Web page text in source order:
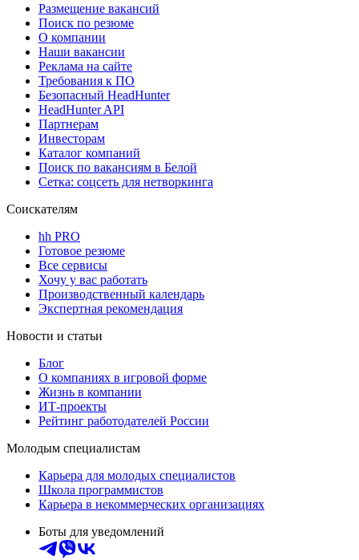
Размещение вакансий
Поиск по резюме
О компании
Наши вакансии
Реклама на сайте
Требования к ПО
Безопасный HeadHunter
HeadHunter API
Партнерам
Инвесторам
Каталог компаний
Поиск по вакансиям в Белой
Сетка: соцсеть для нетворкинга
Соискателям
hh PRO
Готовое резюме
Все сервисы
Хочу у вас работать
Производственный календарь
Экспертная рекомендация
Новости и статьи
Блог
О компаниях в игровой форме
Жизнь в компании
ИТ-проекты
Рейтинг работодателей России
Молодым специалистам
Карьера для молодых специалистов
Школа программистов
Карьера в некоммерческих организациях
Боты для уведомлений